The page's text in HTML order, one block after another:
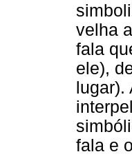
velha
fala
ele),
lugar).
fala e